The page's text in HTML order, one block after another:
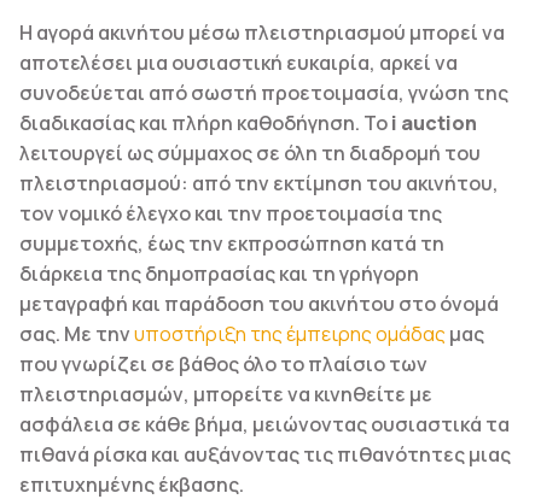
Η αγορά ακινήτου μέσω πλειστηριασμού μπορεί να
αποτελέσει μια ουσιαστική ευκαιρία, αρκεί να
συνοδεύεται από σωστή προετοιμασία, γνώση της
διαδικασίας και πλήρη καθοδήγηση. Τοi auction
λειτουργεί ως σύμμαχος σε όλη τη διαδρομή του
πλειστηριασμού: από την εκτίμηση του ακινήτου,
τον νομικό έλεγχο και την προετοιμασία της
συμμετοχής, έως την εκπροσώπηση κατά τη
διάρκεια της δημοπρασίας και τη γρήγορη
μεταγραφή και παράδοση του ακινήτου στο όνομά
σας. Με τηνυποστήριξη της έμπειρης ομάδας μας
που γνωρίζει σε βάθος όλο το πλαίσιο των
πλειστηριασμών, μπορείτε να κινηθείτε με
ασφάλεια σε κάθε βήμα, μειώνοντας ουσιαστικά τα
πιθανά ρίσκα και αυξάνοντας τις πιθανότητες μιας
επιτυχημένης έκβασης.